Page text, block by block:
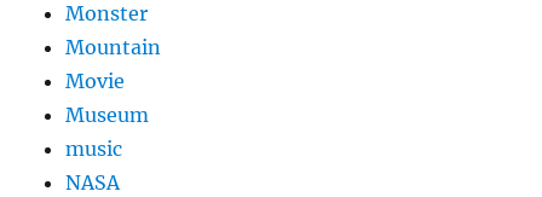
Monster
Mountain
Movie
Museum
music
NASA